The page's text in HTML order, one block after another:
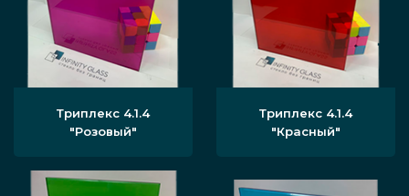
Триплекс 4.1.4
"Розовый"
Триплекс 4.1.4
"Красный"